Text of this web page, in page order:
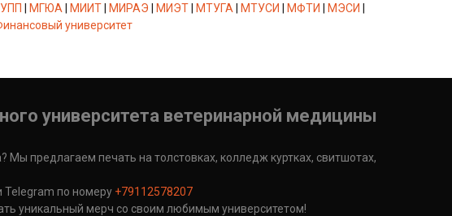
| МГЮА | МИИТ| МИРАЭ | МИЭТ| МТУГА | МТУСИ | МФТИ | МЭСИ |
университет
университета ветеринарной медицины
предлагаем печать на толстовках, колледж куртках, свитшотах,
Telegram по номеру +79112578207
уникальный мерч со своим любимым университетом!